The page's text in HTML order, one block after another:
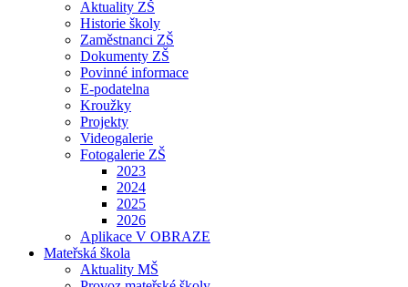
Aktuality ZŠ
Historie školy
Zaměstnanci ZŠ
Dokumenty ZŠ
Povinné informace
E-podatelna
Kroužky
Projekty
Videogalerie
Fotogalerie ZŠ
2023
2024
2025
2026
Aplikace V OBRAZE
Mateřská škola
Aktuality MŠ